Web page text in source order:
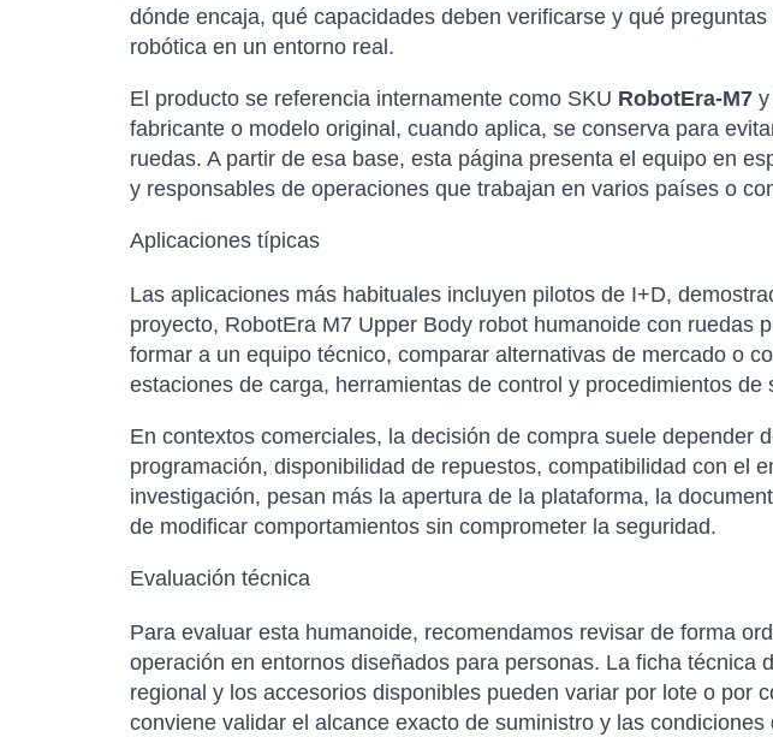
dónde encaja, qué capacidades deben verificarse y qué
robótica en un entorno real.
El producto se referencia internamente como SKU RobotEra-M7
fabricante o modelo original, cuando aplica, se conserva para
ruedas. A partir de esa base, esta página presenta el equipo en
y responsables de operaciones que trabajan en varios países o
Aplicaciones típicas
Las aplicaciones más habituales incluyen pilotos de I+D,
proyecto, RobotEra M7 Upper Body robot humanoide con
formar a un equipo técnico, comparar alternativas de mercado o
estaciones de carga, herramientas de control y procedimientos de
En contextos comerciales, la decisión de compra suele
programación, disponibilidad de repuestos, compatibilidad con el
investigación, pesan más la apertura de la plataforma, la
de modificar comportamientos sin comprometer la seguridad.
Evaluación técnica
Para evaluar esta humanoide, recomendamos revisar de forma
operación en entornos diseñados para personas. La ficha
regional y los accesorios disponibles pueden variar por lote o por
conviene validar el alcance exacto de suministro y las condiciones